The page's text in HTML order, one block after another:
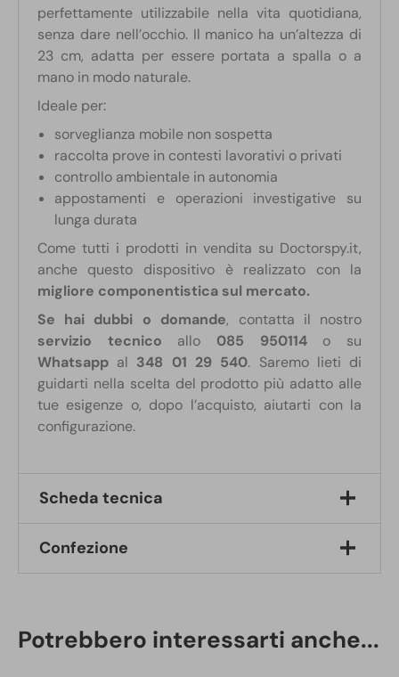
perfettamente utilizzabile nella vita quotidiana,
senza dare nell’occhio. Il manico ha un’altezza di
23 cm, adatta per essere portata a spalla o a
mano in modo naturale.
Ideale per:
sorveglianza mobile non sospetta
raccolta prove in contesti lavorativi o privati
controllo ambientale in autonomia
appostamenti e operazioni investigative su
lunga durata
Come tutti i prodotti in vendita su Doctorspy.it,
anche questo dispositivo è realizzato con la
migliore componentistica sul mercato.
Se hai dubbi o domande, contatta il nostro
servizio tecnico allo 085 950114o su
Whatsappal 348 01 29 540. Saremo lieti di
guidarti nella scelta del prodotto più adatto alle
tue esigenze o, dopo l’acquisto, aiutarti con la
configurazione.
Scheda tecnica
Tipologia:microcamera audio-video DVR
Modalità di registrazione:continua o con
sensore di movimento
Confezione
1 Telecomando per attivazione a distanza
Potrebbero interessarti anche...